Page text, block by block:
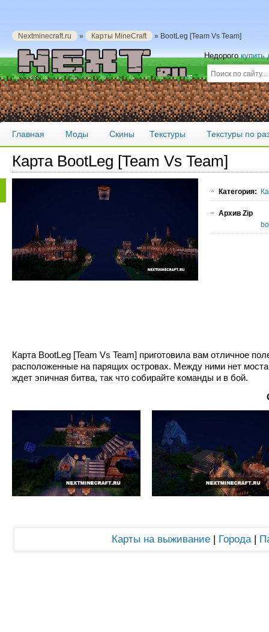
Nextminecraft.ru » Карты MineCraft » BootLeg [Team Vs Team]
Недорогокупить
Главная Моды Скины Текстуры Текстуры по
Карта BootLeg [Team Vs Team]
Категория:
Архив Zip
Карта BootLeg [Team Vs Team] приготовила вам отличное
расположенные на парящих островах. Между ними нет
ждет эпичная битва, так что собирайте команды и в бой.
Карты на выживание| Города|